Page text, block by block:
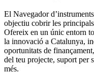
El Navegador
objectiu cobrir les
Ofereix en un únic entorn
la innovació a Catalunya,
oportunitats de
del teu projecte, suport per
més.